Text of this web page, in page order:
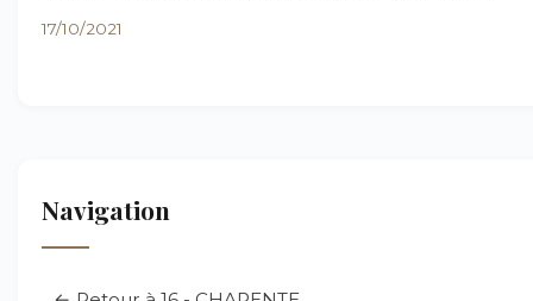
17/10/2021
Navigation